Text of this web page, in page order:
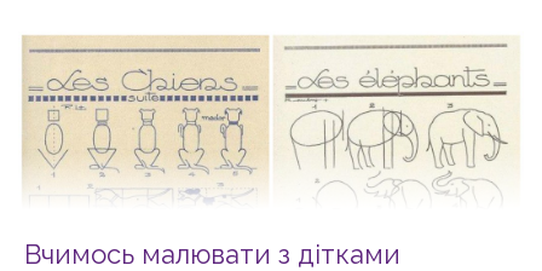
Вчимось малювати з дітками